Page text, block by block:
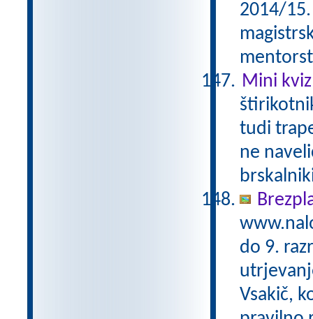
2014/
Mini
tudi
ne
do 9.
Vsakič,